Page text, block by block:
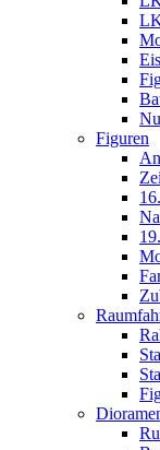
Figuren